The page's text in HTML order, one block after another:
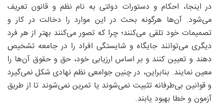
در اینجا، احکام و دستورات دولتی به نام نظم و قانون تعریف
می‌شود. آن‌ها هرگونه بحث در این موارد را دخالت در کار و
تصمیمات خود تلقی می‌کنند؛ چرا که تصور می‌کنند بهتر از هر فرد
دیگری می‌توانند جایگاه و شایستگی افراد را در جامعه تشخیص
دهند و تعیین کنند و بر اساس ارزیابی خود، حق و حقوق آن‌ها را
معین نمایند. بنابراین، در چنین جوامعی نظم نهادی شکل نمی‌گیرد
و قوانین بی‌طرفانه تثبیت نمی‌شوند یا تمرین نمی‌شوند تا از طریق
آزمون و خطا بهبود یابند.